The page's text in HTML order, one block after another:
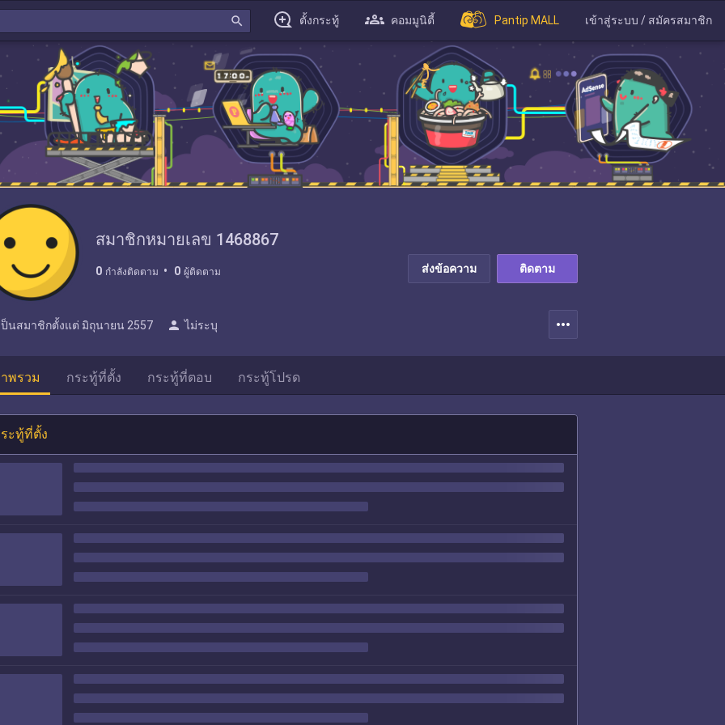
search ตั้งกระทู้ คอมมูนิตี้ Pantip MALL เข้าสู่ระบบ / สมัครสมาชิก
สมาชิกหมายเลข 1468867
0 กำลังติดตาม 0 ผู้ติดตาม ส่งข้อความ ติดตาม
ป็นสมาชิกตั้งแต่ มิถุนายน 2557 person ไม่ระบุ more_horiz
พรวม กระทู้ที่ตั้ง กระทู้ที่ตอบ กระทู้โปรด
ะทู้ที่ตั้ง